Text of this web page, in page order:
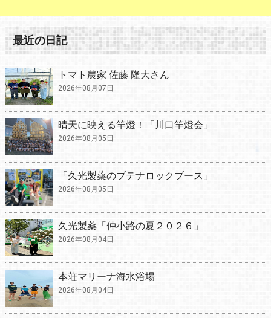
最近の日記
トマト農家 佐藤 隆大さん
2026年08月07日
晴天に映える竿燈！「川口竿燈会」
2026年08月05日
「久光製薬のブテナロックブース」
2026年08月05日
久光製薬「仲小路の夏２０２６」
2026年08月04日
本荘マリーナ海水浴場
2026年08月04日